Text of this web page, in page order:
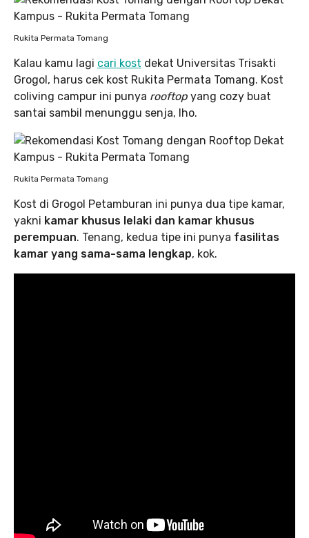
Rukita Permata Tomang
Kalau kamu lagi cari kost dekat Universitas Trisakti
Grogol, harus cek kost Rukita Permata Tomang. Kost
coliving campur ini punya rooftop yang cozy buat
santai sambil menunggu senja, lho.
Rukita Permata Tomang
Kost di Grogol Petamburan ini punya dua tipe kamar,
yakni kamar khusus lelaki dan kamar khusus
perempuan. Tenang, kedua tipe ini punya fasilitas
kamar yang sama-sama lengkap, kok.